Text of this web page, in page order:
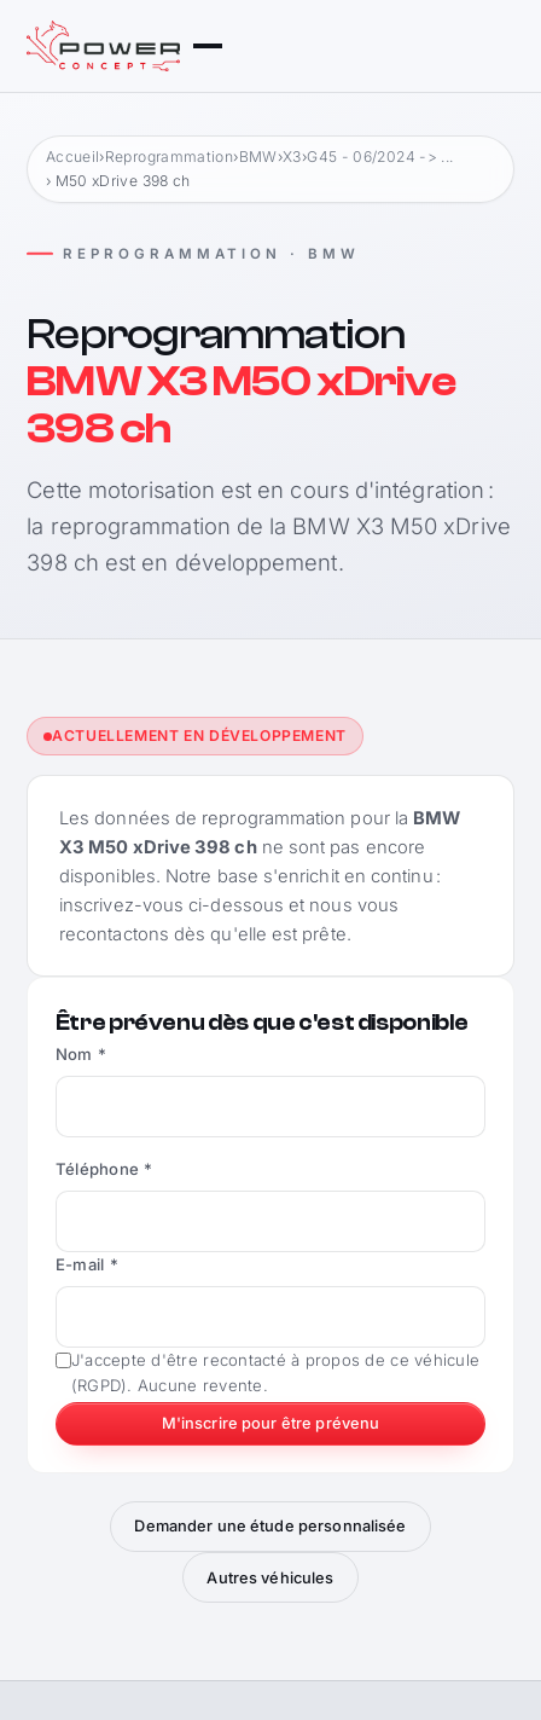
Accueil›Reprogrammation›BMW›X3›G45 - 06/2024 -> ...
› M50 xDrive 398 ch
REPROGRAMMATION · BMW
Reprogrammation
BMW X3 M50 xDrive
398 ch
Cette motorisation est en cours d'intégration :
la reprogrammation de la BMW X3 M50 xDrive
398 ch est en développement.
ACTUELLEMENT EN DÉVELOPPEMENT
Les données de reprogrammation pour la BMW
X3 M50 xDrive 398 chne sont pas encore
disponibles. Notre base s'enrichit en continu :
inscrivez-vous ci-dessous et nous vous
recontactons dès qu'elle est prête.
Être prévenu dès que c'est disponible
Nom *
Téléphone *
E-mail *
J'accepte d'être recontacté à propos de ce véhicule
(RGPD). Aucune revente.
M'inscrire pour être prévenu
Demander une étude personnalisée
Autres véhicules